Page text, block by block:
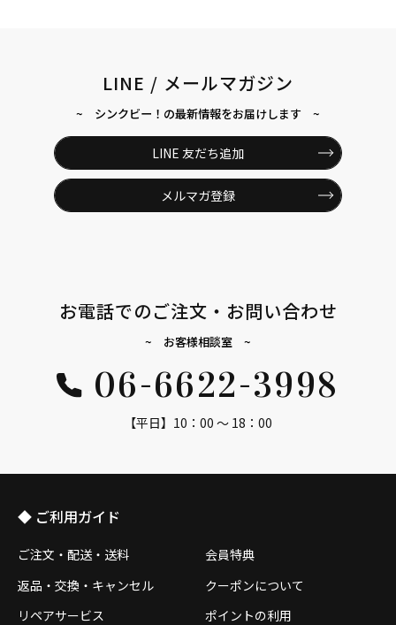
LINE / メールマガジン
~ シンクビー！の最新情報をお届けします ~
LINE 友だち追加
メルマガ登録
お電話でのご注文・お問い合わせ
~ お客様相談室 ~
06-6622-3998
【平日】10：00 ～ 18：00
◆ ご利用ガイド
ご注文・配送・送料
返品・交換・キャンセル
リペアサービス
会員特典
クーポンについて
ポイントの利用